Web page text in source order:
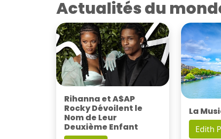
Actualités du
Rihanna et A$AP
Rocky Dévoilent le
Nom de Leur
Deuxième Enfant
La
Edith